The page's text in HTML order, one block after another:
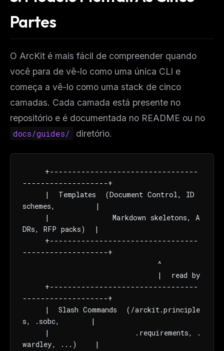
Partes
O ArcKit é mais fácil de compreender quando
você para de vê-lo como uma única CLI e
começa a vê-lo como uma stack de cinco
camadas. Cada camada está presente no
repositório e é documentada no README ou no
docs/guides/
diretório.
-------------------+
schemes,         |
DRs, RFP packs)  |
-------------------+
-------------------+
s, .sobc,       |
wardley, ...)    |